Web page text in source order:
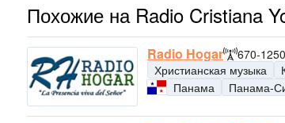
Похожие на Radio Cristiana
Radio Hogar
670-
Христианская музыка
Панама
Панама-